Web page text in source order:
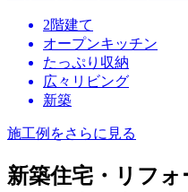
2階建て
オープンキッチン
たっぷり収納
広々リビング
新築
施工例をさらに見る
新築住宅・リフ